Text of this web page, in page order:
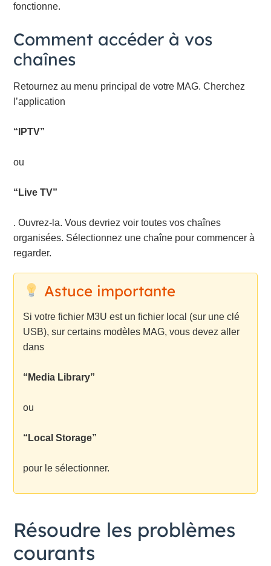
fonctionne.
Comment accéder à vos
chaînes
Retournez au menu principal de votre MAG. Cherchez
l’application
“IPTV”
ou
“Live TV”
. Ouvrez-la. Vous devriez voir toutes vos chaînes
organisées. Sélectionnez une chaîne pour commencer à
regarder.
Astuce importante
Si votre fichier M3U est un fichier local (sur une clé
USB), sur certains modèles MAG, vous devez aller
dans
“Media Library”
ou
“Local Storage”
pour le sélectionner.
Résoudre les problèmes
courants